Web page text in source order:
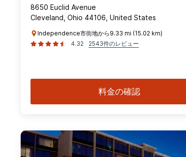
8650 Euclid Avenue
Cleveland, Ohio 44106, United States
Independence市街地から9.33 mi (15.02 km)
4.32
2543件のレビュー
料金の確認